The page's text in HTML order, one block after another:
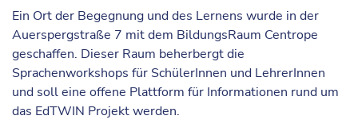
Ein Ort der Begegnung und des Lernens wurde in der
Auerspergstraße 7 mit dem BildungsRaum Centrope
geschaffen. Dieser Raum beherbergt die
Sprachenworkshops für SchülerInnen und LehrerInnen
und soll eine offene Plattform für Informationen rund um
das EdTWIN Projekt werden.